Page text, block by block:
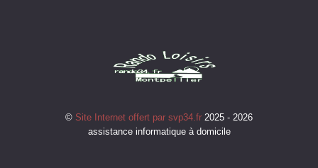
© Site Internet offert par svp34.fr 2025 - 2026
assistance informatique à domicile